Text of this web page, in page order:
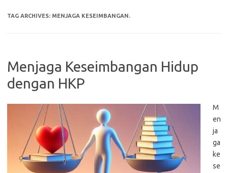
TAG ARCHIVES: MENJAGA KESEIMBANGAN.
Menjaga Keseimbangan Hidup
dengan HKP
M
en
ja
ga
ke
se